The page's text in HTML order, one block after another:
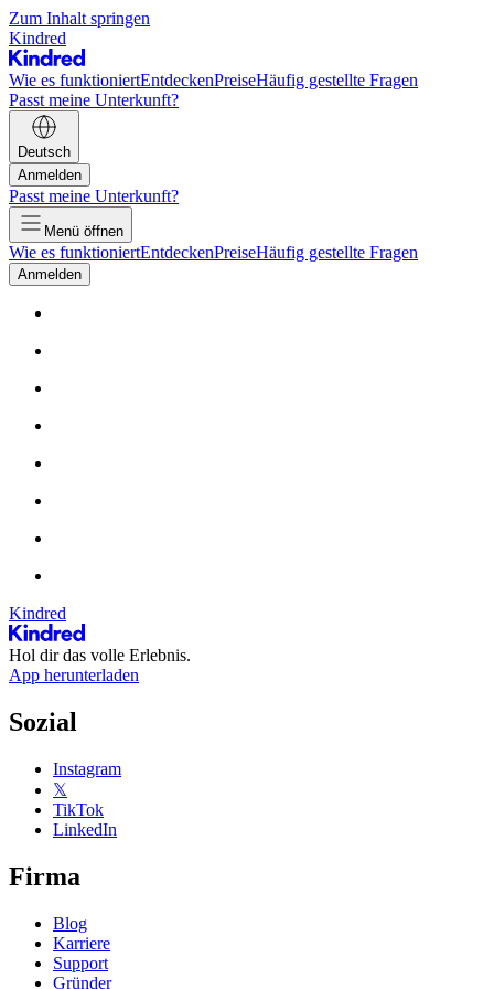
Zum Inhalt springen
Kindred
Wie es funktioniertEntdeckenPreiseHäufig gestellte Fragen
Passt meine Unterkunft?
Deutsch
Anmelden
Passt meine Unterkunft?
Menü öffnen
Wie es funktioniertEntdeckenPreiseHäufig gestellte Fragen
Anmelden
Kindred
Hol dir das volle Erlebnis.
App herunterladen
Sozial
Instagram
𝕏
TikTok
LinkedIn
Firma
Blog
Karriere
Support
Gründer